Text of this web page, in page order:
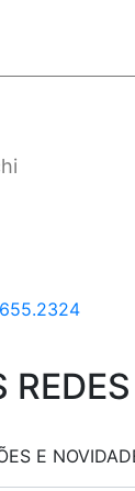
REDES
E